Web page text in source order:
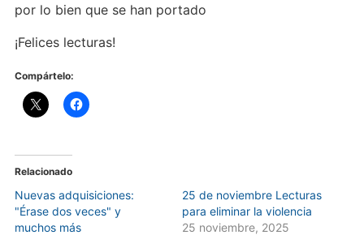
por lo bien que se han portado
¡Felices lecturas!
Compártelo:
Relacionado
Nuevas adquisiciones:
"Érase dos veces" y
muchos más
25 de noviembre Lecturas
para eliminar la violencia
25 noviembre, 2025